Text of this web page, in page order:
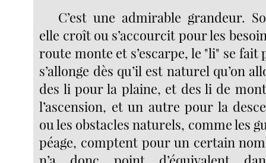
C’est une admirable grandeur.
elle croît ou s’accourcit pour les
route monte et s’escarpe, le "li" se
s’allonge dès qu’il est naturel qu’on
des li pour la plaine, et des li de
l’ascension, et un autre pour la
ou les obstacles naturels, comme les
péage, comptent pour un certain